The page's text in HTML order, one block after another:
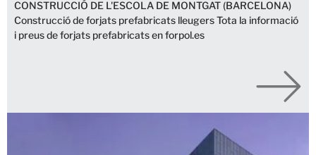
CONSTRUCCIÓ DE L'ESCOLA DE MONTGAT (BARCELONA)
Construcció de forjats prefabricats lleugers Tota la informació
i preus de forjats prefabricats en forpol.es